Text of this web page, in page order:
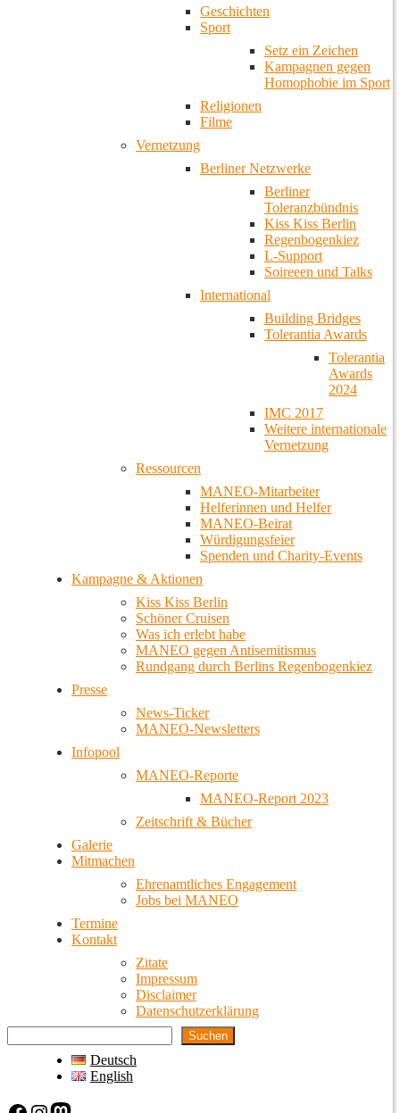
Geschichten
Sport
Setz ein Zeichen
Kampagnen gegen
Homophobie im Sport
Religionen
Filme
Vernetzung
Berliner Netzwerke
Berliner
Toleranzbündnis
Kiss Kiss Berlin
Regenbogenkiez
L-Support
Soireeen und Talks
International
Building Bridges
Tolerantia Awards
Tolerantia
Awards
2024
IMC 2017
Weitere internationale
Vernetzung
Ressourcen
MANEO-Mitarbeiter
Helferinnen und Helfer
MANEO-Beirat
Würdigungsfeier
Spenden und Charity-Events
Kampagne & Aktionen
Kiss Kiss Berlin
Schöner Cruisen
Was ich erlebt habe
MANEO gegen Antisemitismus
Rundgang durch Berlins Regenbogenkiez
Presse
News-Ticker
MANEO-Newsletters
Infopool
MANEO-Reporte
MANEO-Report 2023
Zeitschrift & Bücher
Galerie
Mitmachen
Ehrenamtliches Engagement
Jobs bei MANEO
Termine
Kontakt
Zitate
Impressum
Disclaimer
Datenschutzerklärung
Suchen
Deutsch
English